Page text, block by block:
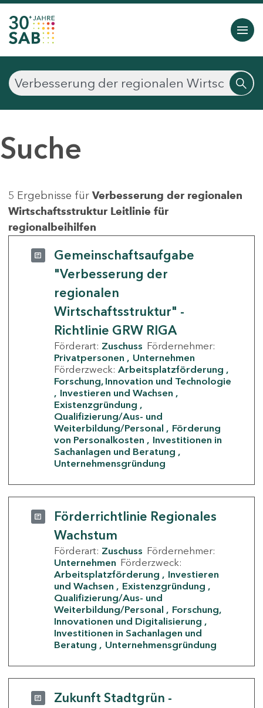
Suche
5 Ergebnisse für Verbesserung der regionalen
Wirtschaftsstruktur Leitlinie für
regionalbeihilfen
Gemeinschaftsaufgabe
"Verbesserung der
regionalen
Wirtschaftsstruktur" -
Richtlinie GRW RIGA
Förderart: Zuschuss Fördernehmer:
Privatpersonen
Unternehmen
Förderzweck: Arbeitsplatzförderung
Forschung, Innovation und Technologie
Investieren und Wachsen
Existenzgründung
Qualifizierung/Aus- und
Weiterbildung/Personal
Förderung
von Personalkosten
Investitionen in
Sachanlagen und Beratung
Unternehmensgründung
Förderrichtlinie Regionales
Wachstum
Förderart: Zuschuss Fördernehmer:
Unternehmen Förderzweck:
Arbeitsplatzförderung
Investieren
und Wachsen
Existenzgründung
Qualifizierung/Aus- und
Weiterbildung/Personal
Forschung,
Innovationen und Digitalisierung
Investitionen in Sachanlagen und
Beratung
Unternehmensgründung
Zukunft Stadtgrün -